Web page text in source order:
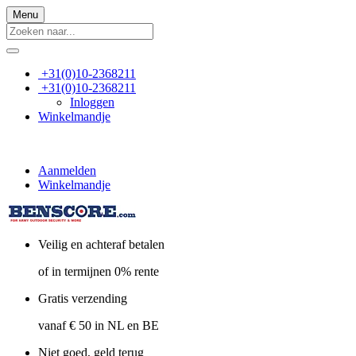
Menu
+31(0)10-2368211
+31(0)10-2368211
Inloggen
Winkelmandje
Aanmelden
Winkelmandje
Veilig en achteraf betalen
of in termijnen 0% rente
Gratis verzending
vanaf € 50 in NL en BE
Niet goed, geld terug